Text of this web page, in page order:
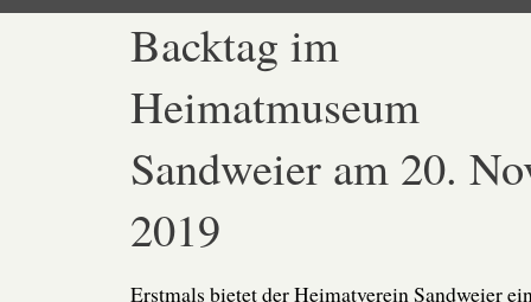
Backtag im
Heimatmuseum
Sandweier am 20.
2019
Erstmals bietet der Heimatverein Sandweier